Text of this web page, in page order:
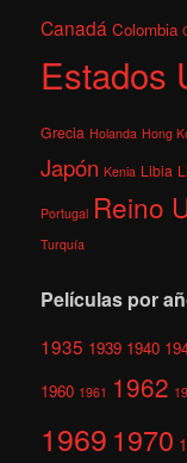
Canadá Colombia
Estados
Grecia Holanda Hong
Japón Kenia Libia
Portugal Reino
Turquía
Películas por
1935 1939 1940
1960 1961 1962
1969 1970